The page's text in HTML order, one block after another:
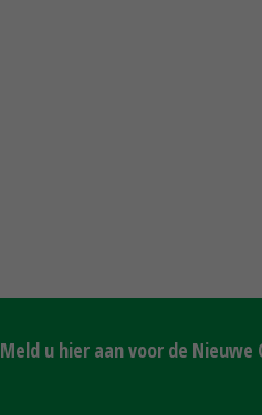
Meld u hier aan voor de